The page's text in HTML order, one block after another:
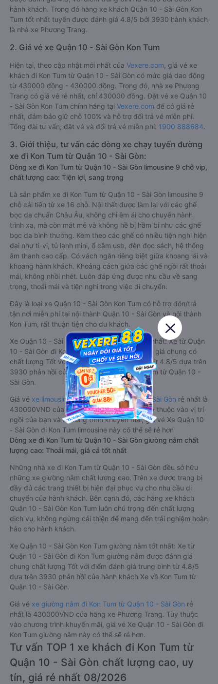
hành khách. Trong đó hãng xe khách Quận 10 - Sài Gòn Kon
Tum tốt nhất tuyến được đánh giá 4.8/5 bởi 3930 hành khách
là nhà xe Phương Trang.
2. Giá vé xe Quận 10 - Sài Gòn Kon Tum
Hiện tại, theo cập nhật mới nhất của Vexere.com , giá vé xe
khách đi Kon Tum từ Quận 10 - Sài Gòn có mức giá dao động
từ 430000 đồng - 430000 đồng. Trong đó, nhà xe Phương
Trang có giá vé rẻ nhất, chỉ 430000 đồng. Đặt vé xe Quận 10
- Sài Gòn Kon Tum chính hãng tại Vexere.com để có giá rẻ
nhất, đảm bảo giữ chỗ 100% và hỗ trợ đổi trả vé miễn phí.
Tổng đài tư vấn, đặt vé và đổi trả vé miễn phí: 1900 888684.
3. Giới thiệu, tư vấn các dòng xe chạy tuyến đường
xe đi Kon Tum từ Quận 10 - Sài Gòn:
Dòng xe đi Kon Tum từ Quận 10 - Sài Gòn limousine 9 chỗ vip,
chất lượng cao: Tiện lợi, sang trọng
Là sản phẩm xe đi Kon Tum từ Quận 10 - Sài Gòn limousine 9
chỗ cải tiến từ xe 16 chỗ. Nội thất được làm lại với các ghế
bọc da chuẩn Châu Âu, không chỉ êm ái cho chuyến hành
trình xa, mà còn mát mẻ và không hề bị hầm bí như các ghế
bọc da bình thường. Kèm theo các ghế có nhiều tiện nghi hiện
đại như ti-vi, tủ lạnh mini, ổ cắm usb, đèn đọc sách, hệ thống
âm thanh cao cấp. Có vách ngăn riêng biệt giữa khoang lái và
khoang hành khách. Khoảng cách giữa các ghế ngồi rất thoải
mái, không nhồi nhét. Luôn đáp ứng được nhu cầu về sang
trọng, thoải mái và tiện nghi trong việc di chuyển.
Đây là loại xe Quận 10 - Sài Gòn Kon Tum có hỗ trợ đón/trả
tận nơi miễn phí tại nội thành Quận 10 - Sài Gòn và nội thành
Kon Tum, rất thuận tiện cho du khách.
Xe Quận 10 - Sài Gòn Kon Tum limousine tốt nhất: Xe từ Quận
10 - Sài Gòn đi Kon Tum limousine được đánh giá chung có
chất lượng Tốt với điểm đánh giá trung bình từ 4.8/5 dựa trên
3930 phản hồi của hành khách Xe về Kon Tum từ Quận 10 -
Sài Gòn.
Giá vé xe limousine đi Kon Tum từ Quận 10 - Sài Gòn rẻ nhất là
430000VND của hãng xe Phương Trang. Tùy thuộc vào vị trí
ngồi của bạn và chương trình khuyến mãi, giá vé Xe Quận 10
- Sài Gòn đi Kon Tum limousine này có thể sẽ rẻ hơn
Dòng xe đi Kon Tum từ Quận 10 - Sài Gòn giường nằm chất
lượng cao: Thoải mái, giá cả tốt nhất
Những nhà xe đi Kon Tum từ Quận 10 - Sài Gòn đều sở hữu
những xe giường nằm chất lượng cao. Trên xe được trang bị
đầy đủ các trang thiết bị hiện đại phục vụ cho nhu cầu di
chuyển của hành khách. Bên cạnh đó, các hãng xe khách
Quận 10 - Sài Gòn Kon Tum luôn chú trọng đến chất lượng
dịch vụ, không ngừng cải thiện để mang đến trải nghiệm hoàn
hảo cho hành khách.
Xe Quận 10 - Sài Gòn Kon Tum giường nằm tốt nhất: Xe từ
Quận 10 - Sài Gòn đi Kon Tum giường nằm được đánh giá
chung chất lượng Tốt với điểm đánh giá trung bình từ 4.8/5
dựa trên 3930 phản hồi của hành khách Xe về Kon Tum từ
Quận 10 - Sài Gòn.
Giá vé xe giường nằm đi Kon Tum từ Quận 10 - Sài Gòn rẻ
nhất là 430000VND của hãng xe Phương Trang. Tùy thuộc
vào chương trình khuyến mãi, giá vé Xe Quận 10 - Sài Gòn đi
Kon Tum giường nằm này có thể sẽ rẻ hơn.
Tư vấn TOP 1 xe khách đi Kon Tum từ
Quận 10 - Sài Gòn chất lượng cao, uy
tín, giá rẻ nhất 08/2026